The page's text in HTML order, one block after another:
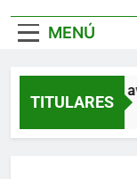
MENÚ
TITULARES
Notificación por
2 Años Atrás